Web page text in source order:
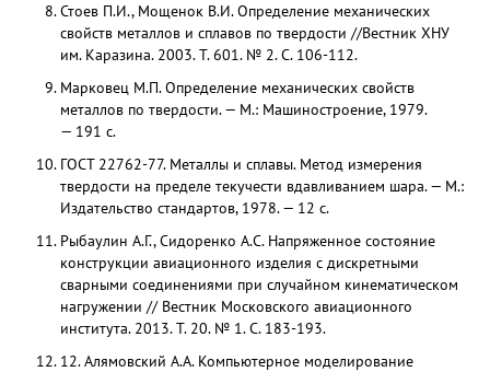
Стоев П.И., Мощенок В.И. Определение механических
свойств металлов и сплавов по твердости //Вестник ХНУ
им. Каразина. 2003. Т. 601. № 2. С. 106-112.
Марковец М.П. Определение механических свойств
металлов по твердости. — М.: Машиностроение, 1979.
— 191 с.
ГОСТ 22762-77. Металлы и сплавы. Метод измерения
твердости на пределе текучести вдавливанием шара. — М.:
Издательство стандартов, 1978. — 12 с.
Рыбаулин А.Г., Сидоренко А.С. Напряженное состояние
конструкции авиационного изделия с дискретными
сварными соединениями при случайном кинематическом
нагружении // Вестник Московского авиационного
института. 2013. Т. 20. № 1. С. 183-193.
12. Алямовский А.А. Компьютерное моделирование